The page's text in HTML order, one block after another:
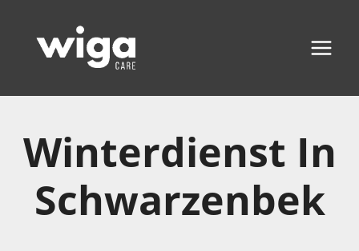
Inhalt
springen
Winterdienst In
Schwarzenbek